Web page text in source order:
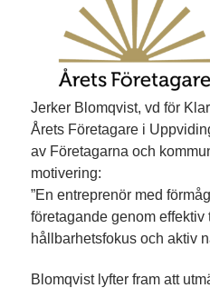
Jerker Blomqvist, vd för
Årets Företagare i
av Företagarna och
motivering:
”En entreprenör med
företagande genom
hållbarhetsfokus och aktiv
Blomqvist lyfter fram att